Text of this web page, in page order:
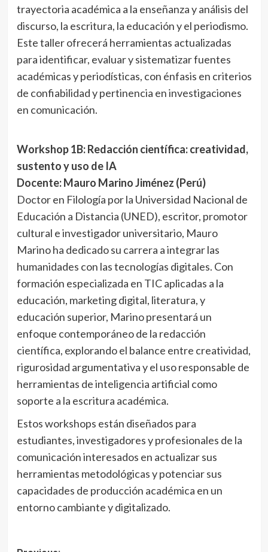
trayectoria académica a la enseñanza y análisis del
discurso, la escritura, la educación y el periodismo.
Este taller ofrecerá herramientas actualizadas
para identificar, evaluar y sistematizar fuentes
académicas y periodísticas, con énfasis en criterios
de confiabilidad y pertinencia en investigaciones
en comunicación.
Workshop 1B: Redacción científica: creatividad,
sustento y uso de IA
Docente: Mauro Marino Jiménez (Perú)
Doctor en Filología por la Universidad Nacional de
Educación a Distancia (UNED), escritor, promotor
cultural e investigador universitario, Mauro
Marino ha dedicado su carrera a integrar las
humanidades con las tecnologías digitales. Con
formación especializada en TIC aplicadas a la
educación, marketing digital, literatura, y
educación superior, Marino presentará un
enfoque contemporáneo de la redacción
científica, explorando el balance entre creatividad,
rigurosidad argumentativa y el uso responsable de
herramientas de inteligencia artificial como
soporte a la escritura académica.
Estos workshops están diseñados para
estudiantes, investigadores y profesionales de la
comunicación interesados en actualizar sus
herramientas metodológicas y potenciar sus
capacidades de producción académica en un
entorno cambiante y digitalizado.